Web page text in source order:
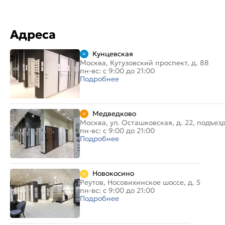
Адреса
Кунцевская
Москва, Кутузовский проспект, д. 88
пн-вс: с 9:00 до 21:00
Подробнее
Медведково
Москва, ул. Осташковская, д. 22,
пн-вс: с 9:00 до 21:00
Подробнее
Новокосино
Реутов, Носовихинское шоссе, д. 5
пн-вс: с 9:00 до 21:00
Подробнее